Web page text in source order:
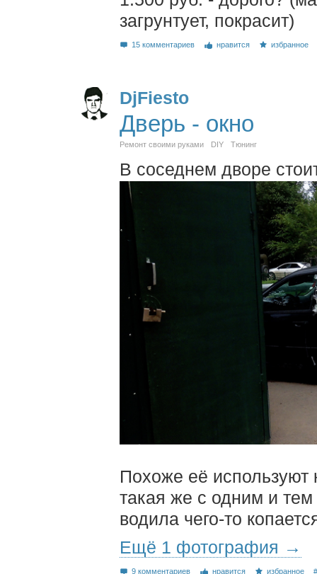
загрунтует, покрасит)
15 комментариев нравится избранное
DjFiesto
Дверь - окно
Ремонт своими руками DIY Тюнинг
В соседнем дворе
Похоже её используют
такая же с одним и
водила чего-то
Ещё 1 фотография →
9 комментариев нравится избранное